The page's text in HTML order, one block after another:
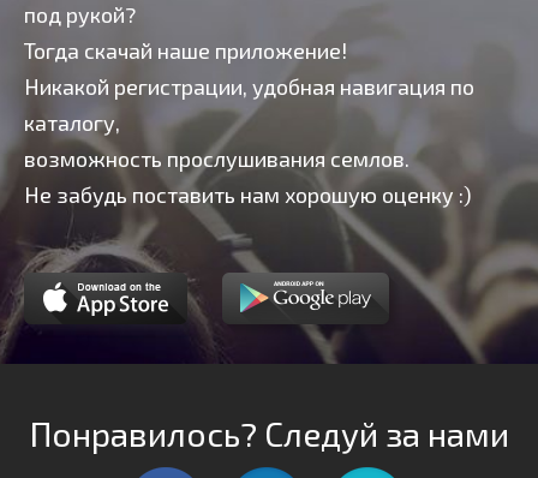
под рукой?
Тогда скачай наше приложение!
Никакой регистрации, удобная навигация по
каталогу,
возможность прослушивания семлов.
Не забудь поставить нам хорошую оценку :)
Понравилось? Следуй за нами